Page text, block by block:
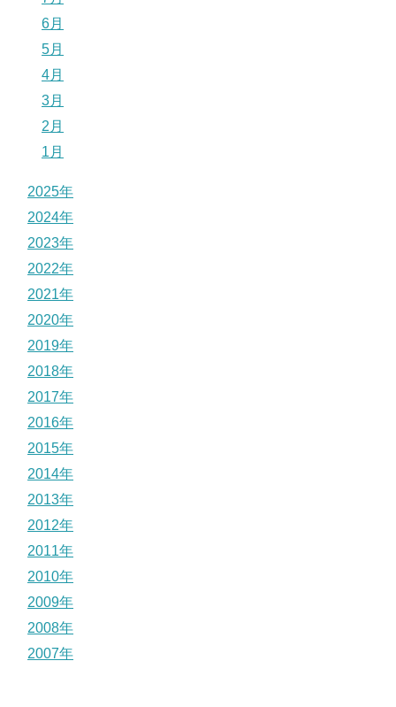
6月
5月
4月
3月
2月
1月
2025年
2024年
2023年
2022年
2021年
2020年
2019年
2018年
2017年
2016年
2015年
2014年
2013年
2012年
2011年
2010年
2009年
2008年
2007年